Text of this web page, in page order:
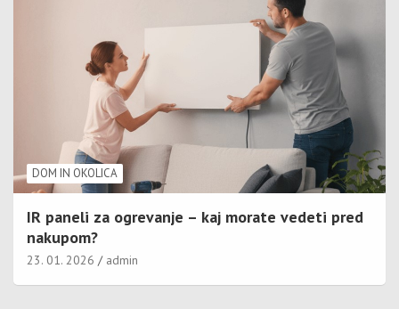
DOM IN OKOLICA
IR paneli za ogrevanje – kaj morate vedeti pred
nakupom?
23. 01. 2026 admin